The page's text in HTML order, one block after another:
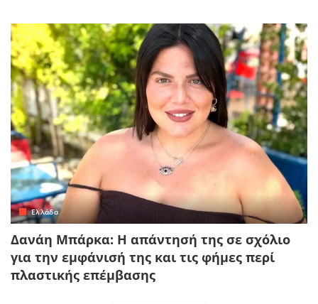
Ελλάδα
Δανάη Μπάρκα: Η απάντησή της σε σχόλιο
για την εμφάνισή της και τις φήμες περί
πλαστικής επέμβασης